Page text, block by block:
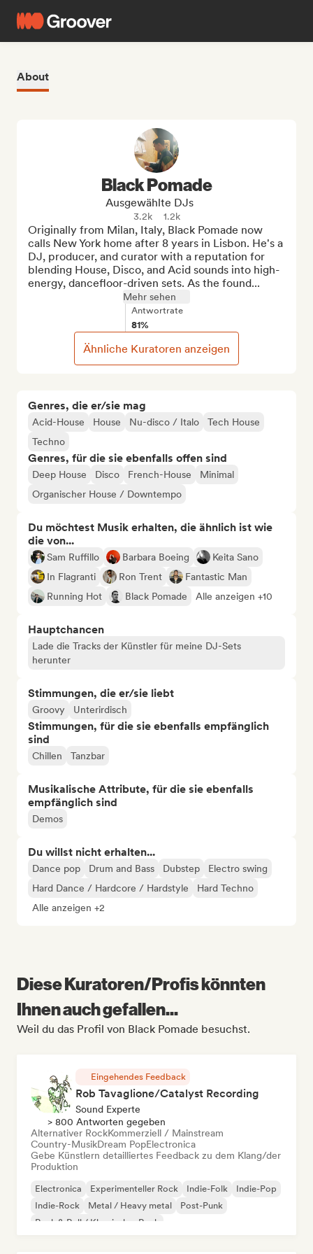
About
Genres, die er/sie mag
Acid-House House Nu-disco / Italo
Tech House
Techno
Genres, für die sie ebenfalls offen sind
Deep House Disco French-House
Minimal
Organischer House / Downtempo
Du möchtest Musik erhalten, die ähnlich ist wie
die von...
Sam Ruffillo Barbara Boeing
Keita Sano
In Flagranti
Ron Trent
Fantastic Man
Running Hot
Black Pomade Alle anzeigen +10
Hauptchancen
Lade die Tracks der Künstler für meine DJ-Sets
herunter
Stimmungen, die er/sie liebt
Groovy Unterirdisch
Stimmungen, für die sie ebenfalls empfänglich
sind
Chillen Tanzbar
Musikalische Attribute, für die sie ebenfalls
empfänglich sind
Demos
Du willst nicht erhalten...
Dance pop Drum and Bass Dubstep
Electro swing
Hard Dance / Hardcore / Hardstyle
Hard Techno
Alle anzeigen +2
Black Pomade
Ausgewählte DJs
3.2k 1.2k
Originally from Milan, Italy, Black Pomade now
calls New York home after 8 years in Lisbon. He's a
DJ, producer, and curator with a reputation for
blending House, Disco, and Acid sounds into high-
energy, dancefloor-driven sets. As the found...
Mehr sehen
Antwortrate
81%
Ähnliche Kuratoren anzeigen
Diese Kuratoren/Profis könnten
Ihnen auch gefallen...
Weil du das Profil von Black Pomade besuchst.
Eingehendes Feedback
Rob Tavaglione/Catalyst Recording
Sound Experte
> 800 Antworten gegeben
Alternativer RockKommerziell / Mainstream
Country-MusikDream PopElectronica
Gebe Künstlern detailliertes Feedback zu dem Klang/der
Produktion
Electronica Experimenteller Rock Indie-Folk
Indie-Pop
Indie-Rock
Metal / Heavy metal
Post-Punk
Rock & Roll / Klassischer Rock